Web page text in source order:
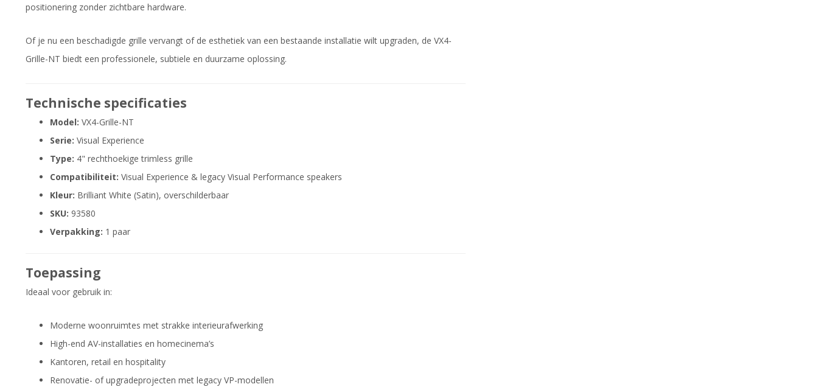
positionering zonder zichtbare hardware.
Of je nu een beschadigde grille vervangt of de esthetiek van een bestaande installatie wilt upgraden, de VX4-
Grille-NT biedt een professionele, subtiele en duurzame oplossing.
Technische specificaties
Model: VX4-Grille-NT
Serie: Visual Experience
Type: 4" rechthoekige trimless grille
Compatibiliteit: Visual Experience & legacy Visual Performance speakers
Kleur: Brilliant White (Satin), overschilderbaar
SKU: 93580
Verpakking: 1 paar
Toepassing
Ideaal voor gebruik in:
Moderne woonruimtes met strakke interieurafwerking
High-end AV-installaties en homecinema’s
Kantoren, retail en hospitality
Renovatie- of upgradeprojecten met legacy VP-modellen